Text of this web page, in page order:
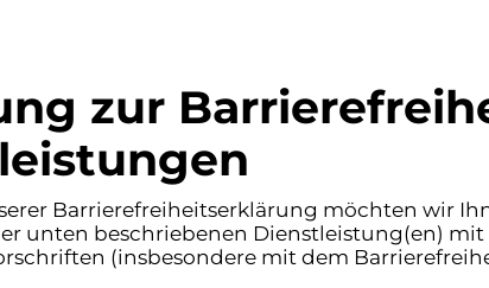
zur
Barrierefreiheitserklärung möchten wir
unten beschriebenen Dienstleistung(en)
(insbesondere mit dem